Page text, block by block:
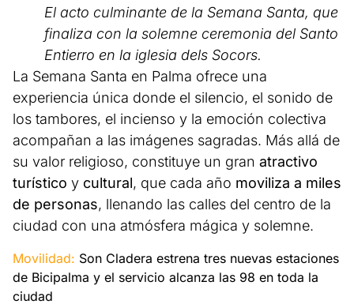
El acto culminante de la Semana Santa, que
finaliza con la solemne ceremonia del Santo
Entierro en la iglesia dels Socors.
La Semana Santa en Palma ofrece una
experiencia única donde el silencio, el sonido de
los tambores, el incienso y la emoción colectiva
acompañan a las imágenes sagradas. Más allá de
su valor religioso, constituye un gran atractivo
turístico y cultural, que cada año moviliza a miles
de personas, llenando las calles del centro de la
ciudad con una atmósfera mágica y solemne.
Movilidad: Son Cladera estrena tres nuevas estaciones
de Bicipalma y el servicio alcanza las 98 en toda la
ciudad